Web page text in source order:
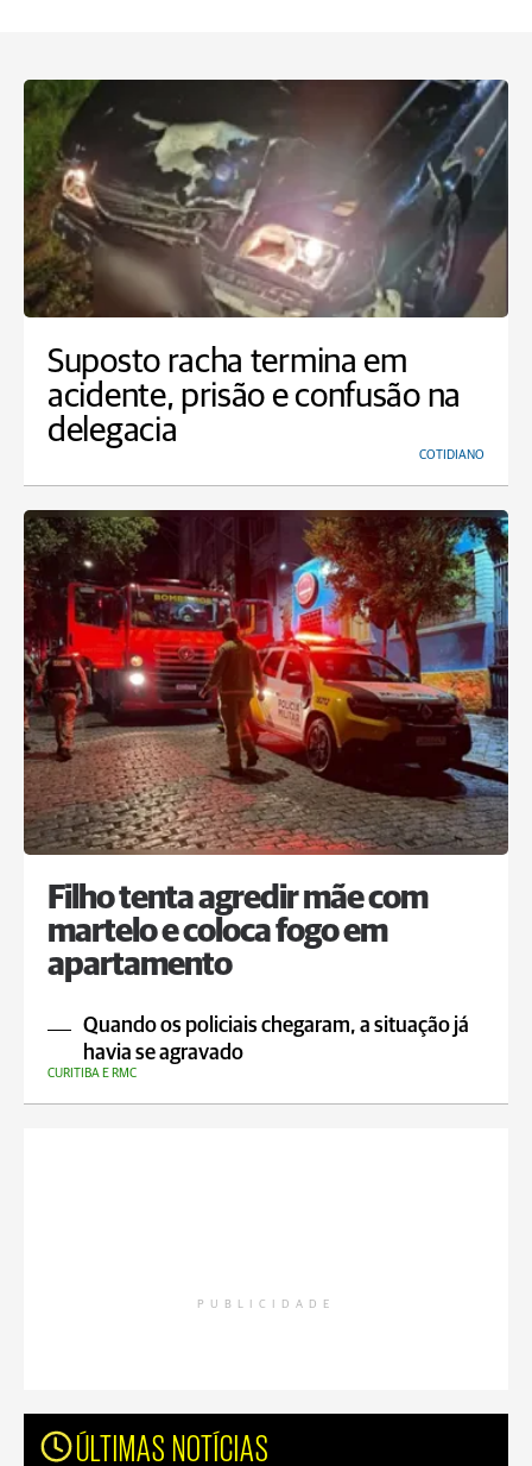
Suposto racha termina em
acidente, prisão e confusão na
delegacia
COTIDIANO
Filho tenta agredir mãe com
martelo e coloca fogo em
apartamento
Quando os policiais chegaram, a situação já
havia se agravado
CURITIBA E RMC
PUBLICIDADE
ÚLTIMAS NOTÍCIAS